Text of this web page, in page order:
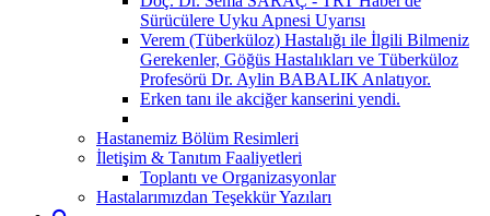
Sürücülere Uyku Apnesi Uyarısı
Verem (Tüberküloz) Hastalığı ile İlgili Bilmeniz
Gerekenler, Göğüs Hastalıkları ve Tüberküloz
Profesörü Dr. Aylin BABALIK Anlatıyor.
Erken tanı ile akciğer kanserini yendi.
Hastanemiz Bölüm Resimleri
İletişim & Tanıtım Faaliyetleri
Toplantı ve Organizasyonlar
Hastalarımızdan Teşekkür Yazıları